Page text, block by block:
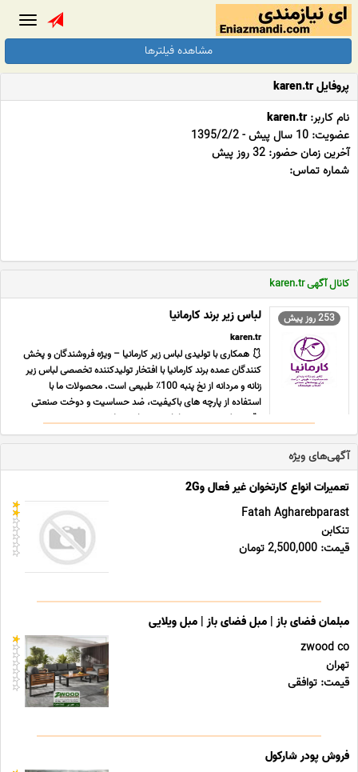
مشاهده فیلترها
پروفایل karen.tr
نام کاربر:karen.tr
عضویت: 10 سال پیش - 1395/2/2
آخرین زمان حضور: 32 روز پیش
شماره تماس:
کانال آگهی karen.tr
253 روز پیش لباس زیر برند کارمانیا
karen.tr
🩱 همکاری با تولیدی لباس زیر کارمانیا – ویژه فروشندگان و پخش
کنندگان عمده برند کارمانیا با افتخار تولیدکننده تخصصی لباس زیر
زنانه و مردانه از نخ پنبه 100٪ طبیعی است. محصولات ما با
استفاده از پارچه های باکیفیت، ضد حساسیت و دوخت صنعتی
دقیق تولید می شوند تا راحتی، دوام و سلامت پوست م ... ...
آگهی‌های ویژه
تعمیرات انواع کارتخوان غیر فعال و2G
Fatah Agharebparast
تنکابن
قیمت: 2,500,000 تومان
مبلمان فضای باز | مبل فضای باز | مبل ویلایی
zwood co
تهران
قیمت: توافقی
فروش پودر شارکول